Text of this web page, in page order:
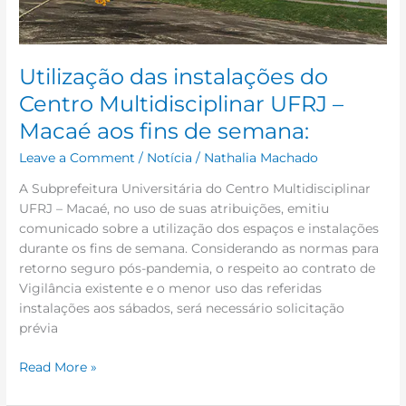
Utilização das instalações do
Centro Multidisciplinar UFRJ –
Macaé aos fins de semana:
Leave a Comment / Notícia / Nathalia Machado
A Subprefeitura Universitária do Centro Multidisciplinar
UFRJ – Macaé, no uso de suas atribuições, emitiu
comunicado sobre a utilização dos espaços e instalações
durante os fins de semana. Considerando as normas para
retorno seguro pós-pandemia, o respeito ao contrato de
Vigilância existente e o menor uso das referidas
instalações aos sábados, será necessário solicitação
prévia
de
semana:
Read More »